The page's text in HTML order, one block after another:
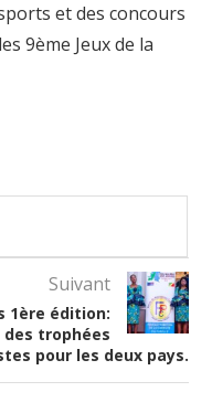
et des concours
9ème Jeux de la
Suivant
1ère édition:
trophées
pour les deux pays.